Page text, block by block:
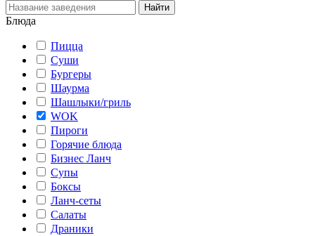
Блюда
Пицца
Суши
Бургеры
Шаурма
Шашлыки/гриль
WOK
Пироги
Горячие блюда
Бизнес Ланч
Супы
Боксы
Ланч-сеты
Салаты
Драники